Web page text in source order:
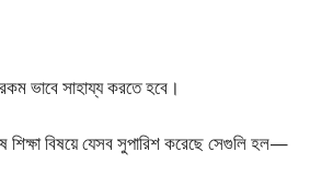
ভাবে সাহায্য করতে হবে।
শিক্ষা বিষয়ে যেসব সুপারিশ করেছে সেগুলি হল—